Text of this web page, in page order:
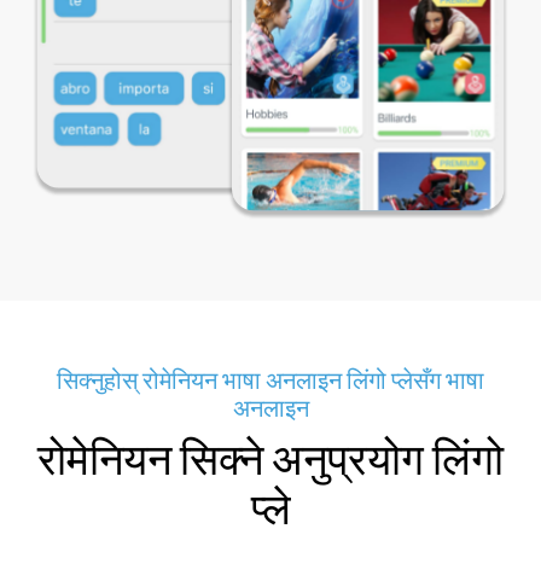
सिक्नुहोस् रोमेनियन भाषा अनलाइन लिंगो प्लेसँग भाषा
अनलाइन
रोमेनियन सिक्ने अनुप्रयोग लिंगो
प्ले